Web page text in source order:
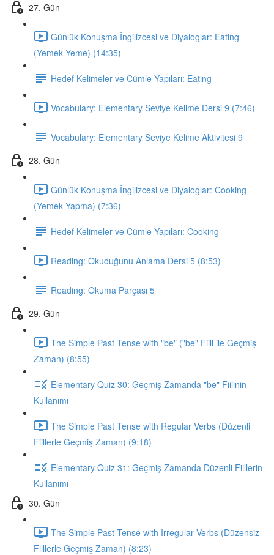
27. Gün
Günlük Konuşma İngilizcesi ve Diyaloglar: Eating
(Yemek Yeme) (14:35)
Hedef Kelimeler ve Cümle Yapıları: Eating
Vocabulary: Elementary Seviye Kelime Dersi 9 (7:46)
Vocabulary: Elementary Seviye Kelime Aktivitesi 9
28. Gün
Günlük Konuşma İngilizcesi ve Diyaloglar: Cooking
(Yemek Yapma) (7:36)
Hedef Kelimeler ve Cümle Yapıları: Cooking
Reading: Okuduğunu Anlama Dersi 5 (8:53)
Reading: Okuma Parçası 5
29. Gün
The Simple Past Tense with "be" ("be" Fiili ile Geçmiş
Zaman) (8:55)
Elementary Quiz 30: Geçmiş Zamanda "be" Fiilinin
Kullanımı
The Simple Past Tense with Regular Verbs (Düzenli
Fiillerle Geçmiş Zaman) (9:18)
Elementary Quiz 31: Geçmiş Zamanda Düzenli Fiillerin
Kullanımı
30. Gün
The Simple Past Tense with Irregular Verbs (Düzensiz
Fiillerle Geçmiş Zaman) (8:23)